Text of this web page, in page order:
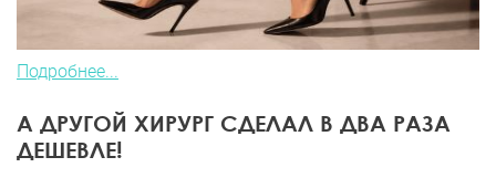
Подробнее...
А ДРУГОЙ ХИРУРГ СДЕЛАЛ В ДВА РАЗА
ДЕШЕВЛЕ!